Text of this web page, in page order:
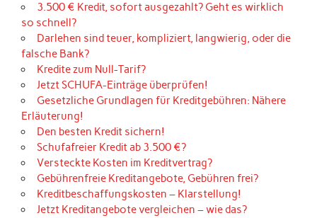
3.500 € Kredit, sofort ausgezahlt? Geht es wirklich
so schnell?
Darlehen sind teuer, kompliziert, langwierig, oder die
falsche Bank?
Kredite zum Null-Tarif?
Jetzt SCHUFA-Einträge überprüfen!
Gesetzliche Grundlagen für Kreditgebühren: Nähere
Erläuterung!
Den besten Kredit sichern!
Schufafreier Kredit ab 3.500 €?
Versteckte Kosten im Kreditvertrag?
Gebührenfreie Kreditangebote, Gebühren frei?
Kreditbeschaffungskosten – Klarstellung!
Jetzt Kreditangebote vergleichen – wie das?